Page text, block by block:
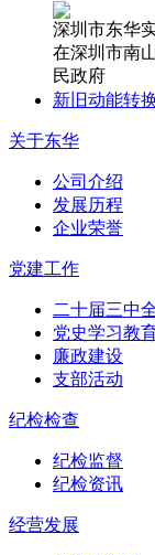
深圳市东华
在深圳市南
民政府
新旧动能转
关于东华
公司介绍
发展历程
企业荣誉
党建工作
二十届三中
党史学习教
廉政建设
支部活动
纪检检查
纪检监督
纪检资讯
经营发展